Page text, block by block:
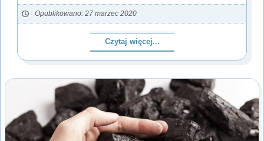
Opublikowano: 27 marzec 2020
Czytaj więcej...